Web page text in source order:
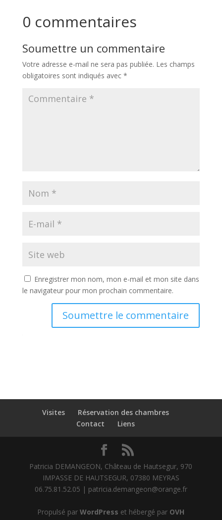
0 commentaires
Soumettre un commentaire
Votre adresse e-mail ne sera pas publiée. Les champs
obligatoires sont indiqués avec *
Enregistrer mon nom, mon e-mail et mon site dans
le navigateur pour mon prochain commentaire.
Soumettre le commentaire
Visites
Réservation des chambres
Contact
Liens
Patricia DEMANGEON, Château de Hautsegur, 970
IMPASSE DE HAUTSEGUR, 07380 MEYRAS
06.75.81.52.05 | patricia.demangeon@orange.fr
Propulsé parWordPress et hébergé par OVH